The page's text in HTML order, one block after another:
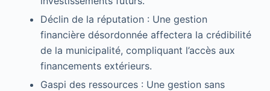
Déclin de la réputation : Une gestion
financière désordonnée affectera la crédibilité
de la municipalité, compliquant l’accès aux
financements extérieurs.
Gaspi des ressources : Une gestion sans